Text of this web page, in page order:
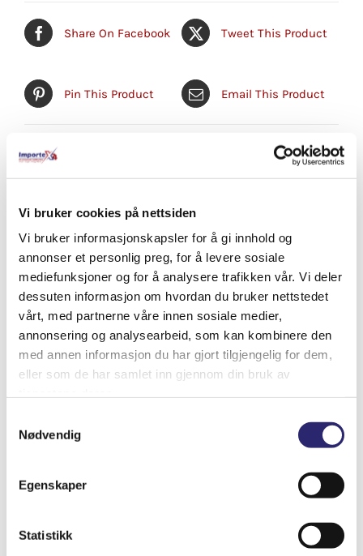
Vi bruker cookies på nettsiden
Vi bruker informasjonskapsler for å gi innhold og
annonser et personlig preg, for å levere sosiale
mediefunksjoner og for å analysere trafikken vår. Vi deler
dessuten informasjon om hvordan du bruker nettstedet
vårt, med partnerne våre innen sosiale medier,
annonsering og analysearbeid, som kan kombinere den
med annen informasjon du har gjort tilgjengelig for dem,
eller som de har samlet inn gjennom din bruk av
Nødvendig
Egenskaper
Statistikk
Share On Facebook Tweet This Product
Pin This Product Email This Product
Relaterte produkter
Legg i handlekurv
Detaljer